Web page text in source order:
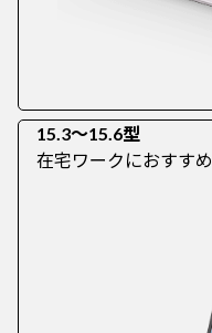
15.3～15.6型
在宅ワークにおすすめ